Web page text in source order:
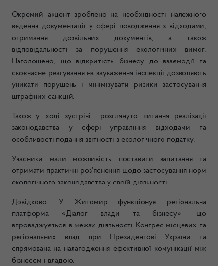
Окремий акцент зроблено на необхідності належного
ведення документації у сфері поводження з відходами,
отримання дозвільних документів, а також
відповідальності за порушення екологічних вимог.
Наголошено, що відкритість бізнесу до взаємодії та
своєчасне реагування на зауваження інспекції дозволяють
уникати порушень і мінімізувати ризики застосування
штрафних санкцій.
Також у ході зустрічі розглянуто питання реалізації
законодавства у сфері управління відходами та
особливості подання звітності з екологічного податку.
Учасники мали можливість поставити запитання та
отримати практичні роз’яснення щодо застосування норм
екологічного законодавства у своїй діяльності.
Довідково. У Житомир функціонує регіональна
платформа «Діалог влади та бізнесу», що
впроваджується в межах діяльності Конгрес місцевих та
регіональних влад при Президентові України та
спрямована на налагодження ефективної комунікації між
бізнесом і владою.